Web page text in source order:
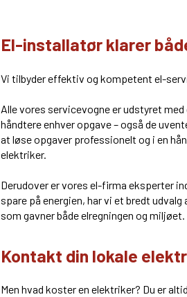
El-installatør klarer
Vi tilbyder effektiv og kompetent el-
​Alle vores servicevogne er udstyret
håndtere enhver opgave – også de
at løse opgaver professionelt og i en
elektriker.
Derudover er vores el-firma eksperter
spare på energien, har vi et bredt
som gavner både elregningen og miljøet.
Kontakt din lokale
Men hvad koster en elektriker? Du er